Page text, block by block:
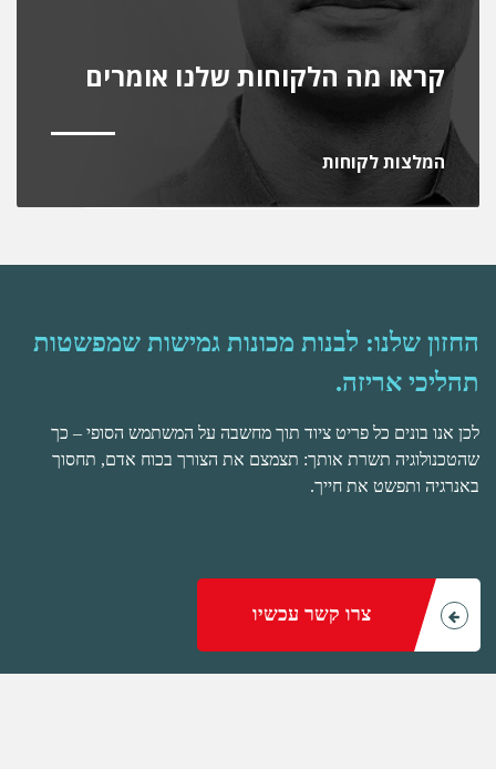
קראו מה הלקוחות שלנו אומרים
המלצות לקוחות
החזון שלנו: לבנות מכונות גמישות שמפשטות
תהליכי אריזה.
לכן אנו בונים כל פריט ציוד תוך מחשבה על המשתמש הסופי – כך
שהטכנולוגיה תשרת אותך: תצמצם את הצורך בכוח אדם, תחסוך
באנרגיה ותפשט את חייך.
צרו קשר עכשיו